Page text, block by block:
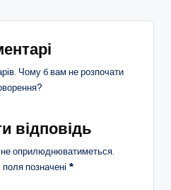
Чому б вам не розпочати
відповідь
оприлюднюватиметься.
поля позначені *